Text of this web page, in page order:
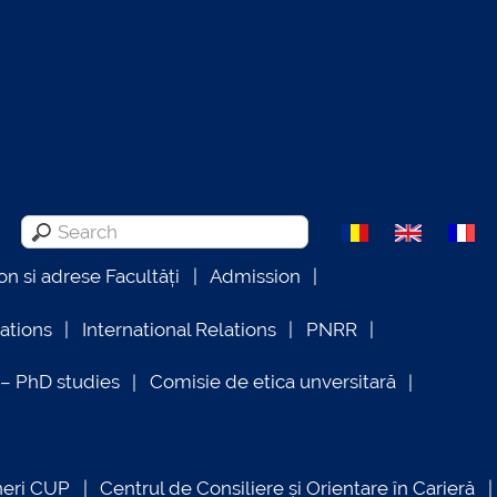
si adrese Facultăți Admission
International Relations PNRR
PhD studies Comisie de etica unversitară
CUP Centrul de Consiliere și Orientare în Carieră